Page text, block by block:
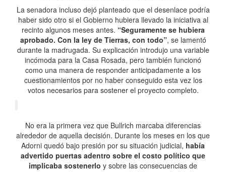
La senadora incluso dejó planteado que el desenlace podría
haber sido otro si el Gobierno hubiera llevado la iniciativa al
recinto algunos meses antes. “Seguramente se hubiera
aprobado. Con la ley de Tierras, con todo”, se lamentó
durante la madrugada. Su explicación introdujo una variable
incómoda para la Casa Rosada, pero también funcionó
como una manera de responder anticipadamente a los
cuestionamientos por no haber conseguido esta vez los
votos necesarios para sostener el proyecto completo.
No era la primera vez que Bullrich marcaba diferencias
alrededor de aquella decisión. Durante los meses en los que
Adorni quedó bajo presión por su situación judicial, había
advertido puertas adentro sobre el costo político que
implicaba sostenerlo y sobre las consecuencias de